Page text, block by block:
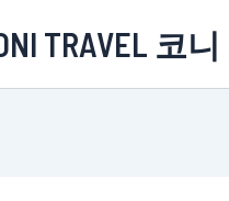
TRAVEL 코